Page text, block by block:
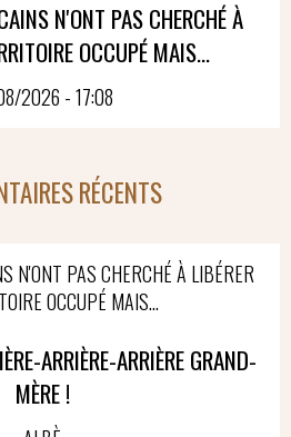
N'ONT PAS CHERCHÉ À
OCCUPÉ MAIS...
2026 - 17:08
RÉCENTS
N'ONT PAS CHERCHÉ À LIBÉRER
OCCUPÉ MAIS...
ARRIÈRE-ARRIÈRE GRAND-
MÈRE !